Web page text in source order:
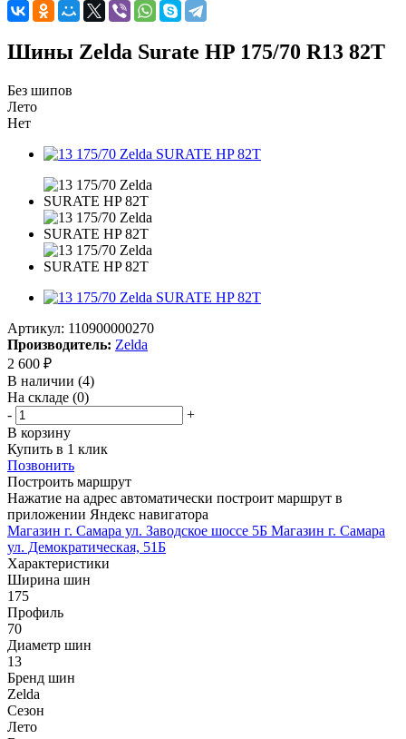
Шины Zelda Surate HP 175/70 R13 82T
Без шипов
Лето
Нет
Артикул: 110900000270
Производитель: Zelda
2 600 ₽
В наличии (4)
На складе (0)
-
+
В корзину
Купить в 1 клик
Позвонить
Построить маршрут
Нажатие на адрес автоматически построит маршрут в
приложении Яндекс навигатора
Магазин г. Самара ул. Заводское шоссе 5Б Магазин г. Самара
ул. Демократическая, 51Б
Характеристики
Ширина шин
175
Профиль
70
Диаметр шин
13
Бренд шин
Zelda
Сезон
Лето